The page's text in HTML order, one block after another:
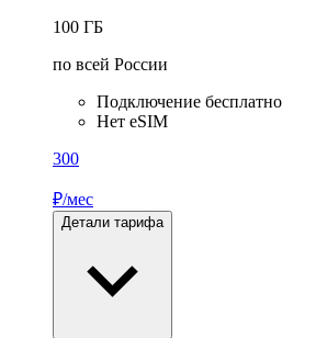
100 ГБ
по всей России
Подключение бесплатно
Нет eSIM
300
₽/мес
Детали тарифа